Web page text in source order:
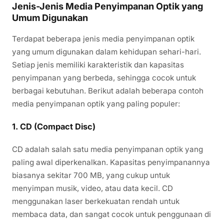
Jenis-Jenis Media Penyimpanan Optik yang
Umum Digunakan
Terdapat beberapa jenis media penyimpanan optik
yang umum digunakan dalam kehidupan sehari-hari.
Setiap jenis memiliki karakteristik dan kapasitas
penyimpanan yang berbeda, sehingga cocok untuk
berbagai kebutuhan. Berikut adalah beberapa contoh
media penyimpanan optik yang paling populer:
1. CD (Compact Disc)
CD adalah salah satu media penyimpanan optik yang
paling awal diperkenalkan. Kapasitas penyimpanannya
biasanya sekitar 700 MB, yang cukup untuk
menyimpan musik, video, atau data kecil. CD
menggunakan laser berkekuatan rendah untuk
membaca data, dan sangat cocok untuk penggunaan di